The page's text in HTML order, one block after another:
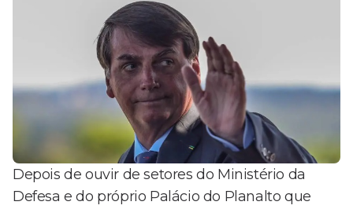
Depois de ouvir de setores do Ministério da
Defesa e do próprio Palácio do Planalto que